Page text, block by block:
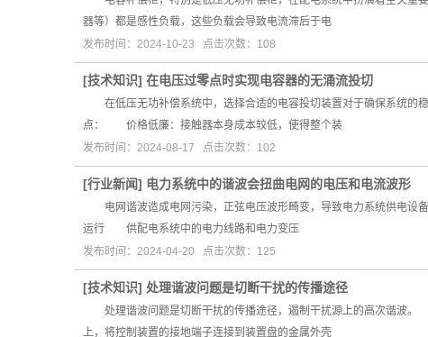
器等）都是感性负载，这些负载会导致电流滞后于电
发布时间：2024-10-23 点击次数：108
[技术知识] 在电压过零点时实现电容器的无涌流投切
在低压无功补偿系统中，选择合适的电容投切装置对于确保系统
点： 价格低廉：接触器本身成本较低，使得整个装
发布时间：2024-08-17 点击次数：102
[行业新闻] 电力系统中的谐波会扭曲电网的电压和电流波形
电网谐波造成电网污染，正弦电压波形畸变，导致电力系统供电
运行 供配电系统中的电力线路和电力变压
发布时间：2024-04-20 点击次数：125
[技术知识] 处理谐波问题是切断干扰的传播途径
处理谐波问题是切断干扰的传播途径，遏制干扰源上的高次谐波
上，将控制装置的接地端子连接到装置盘的金属外壳